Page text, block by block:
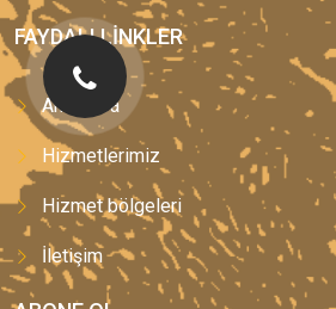
FAYDALI LINKLER
Anasayfa
Hizmetlerimiz
Hizmet bölgeleri
İletişim